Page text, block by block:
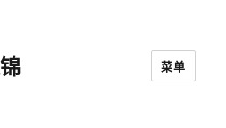
菜单